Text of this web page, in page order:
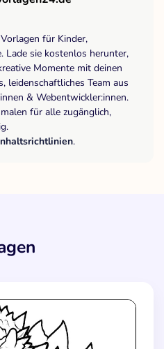
für Kinder,
Lade sie kostenlos herunter,
Momente mit deinen
leidenschaftliches Team aus
& Webentwickler:innen.
für alle zugänglich,
.